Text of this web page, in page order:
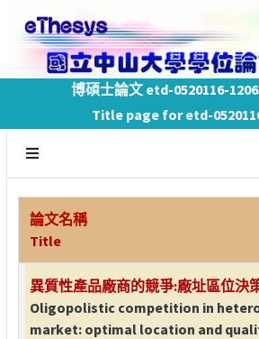
博碩士論文 etd-0520116-
Title page for etd-
論文名稱
Title
異質性產品廠商的競爭:廠址區位決
Oligopolistic competition in
market: optimal location and